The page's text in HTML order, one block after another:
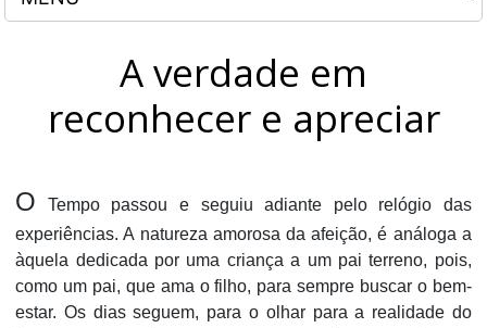
A verdade em
reconhecer e apreciar
O Tempo passou e seguiu adiante pelo relógio das
experiências. A natureza amorosa da afeição, é análoga a
àquela dedicada por uma criança a um pai terreno, pois,
como um pai, que ama o filho, para sempre buscar o bem-
estar. Os dias seguem, para o olhar para a realidade do